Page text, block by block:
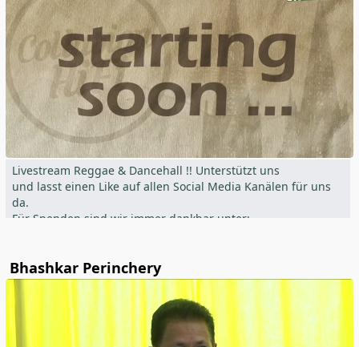
Livestream Reggae & Dancehall !! Unterstützt uns
und lasst einen Like auf allen Social Media Kanälen für uns
da.
Für Spenden sind wir immer dankbar unter:
Bhashkar Perinchery